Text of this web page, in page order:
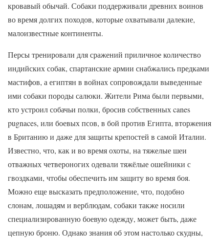
кровавый обычай. Собаки поддерживали древних воинов
во время долгих походов, которые охватывали далекие,
малоизвестные континенты.
Персы тренировали для сражений приличное количество
индийских собак, спартанские армии снабжались предками
мастифов, а египтян в войнах сопровождали выведенные
ими собаки породы салюки. Жители Рима были первыми,
кто устроил собачьи полки, бросив собственных canes
pugnaces, или боевых псов, в бой против Египта, вторжения
в Британию и даже для защиты крепостей в самой Италии.
Известно, что, как и во время охоты, на тяжелые шеи
отважных четвероногих одевали тяжёлые ошейники с
гвоздками, чтобы обеспечить им защиту во время боя.
Можно еще высказать предположение, что, подобно
слонам, лошадям и верблюдам, собаки также носили
специализированную боевую одежду, может быть, даже
цепную броню. Однако знания об этом настолько скудны,